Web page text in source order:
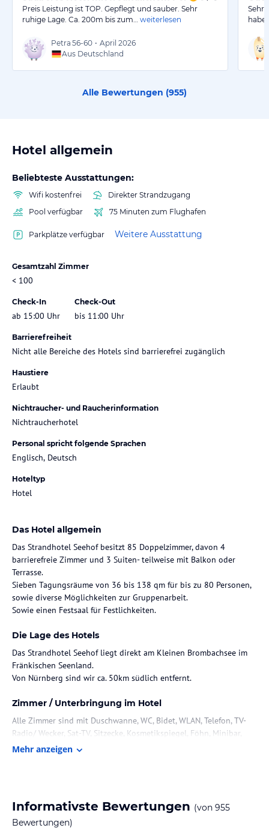
Preis Leistung ist TOP. Gepflegt und sauber. Sehr
ruhige Lage. Ca. 200m bis zum…
weiterlesen
Petra 56-60 • April 2026
Aus Deutschland
Sehr
Alle Bewertungen (955)
Hotel allgemein
Beliebteste Ausstattungen:
Wifi kostenfrei
Direkter Strandzugang
Pool verfügbar
75 Minuten zum Flughafen
Parkplätze verfügbar Weitere Ausstattung
Gesamtzahl Zimmer
< 100
Check-In
ab 15:00 Uhr
Check-Out
bis 11:00 Uhr
Barrierefreiheit
Nicht alle Bereiche des Hotels sind barrierefrei zugänglich
Haustiere
Erlaubt
Nichtraucher- und Raucherinformation
Nichtraucherhotel
Personal spricht folgende Sprachen
Englisch, Deutsch
Hoteltyp
Hotel
Das Hotel allgemein
Das Strandhotel Seehof besitzt 85 Doppelzimmer, davon 4
barrierefreie Zimmer und 3 Suiten- teilweise mit Balkon oder
Terrasse.
Sieben Tagungsräume von 36 bis 138 qm für bis zu 80 Personen,
sowie diverse Möglichkeiten zur Gruppenarbeit.
Sowie einen Festsaal für Festlichkeiten.
Die Lage des Hotels
Das Strandhotel Seehof liegt direkt am Kleinen Brombachsee im
Fränkischen Seenland.
Von Nürnberg sind wir ca. 50km südlich entfernt.
Zimmer / Unterbringung im Hotel
Alle Zimmer sind mit Duschwanne, WC, Bidet, WLAN, Telefon, TV-
Radio/ Wecker, Sat-TV, Sitzecke, Kosmetikspiegel, Föhn, Minibar,
übergroße Betten, Tresor und Bioschalter ausgestattet.
verfügt über drei angegrenzten Seestuben und einen
Wintergarten mit Blick in Richtung See, Seeterrassen, einen
Festsaal, und die Waldschenke.
Mehr anzeigen
Informativste Bewertungen (von 955
Bewertungen)